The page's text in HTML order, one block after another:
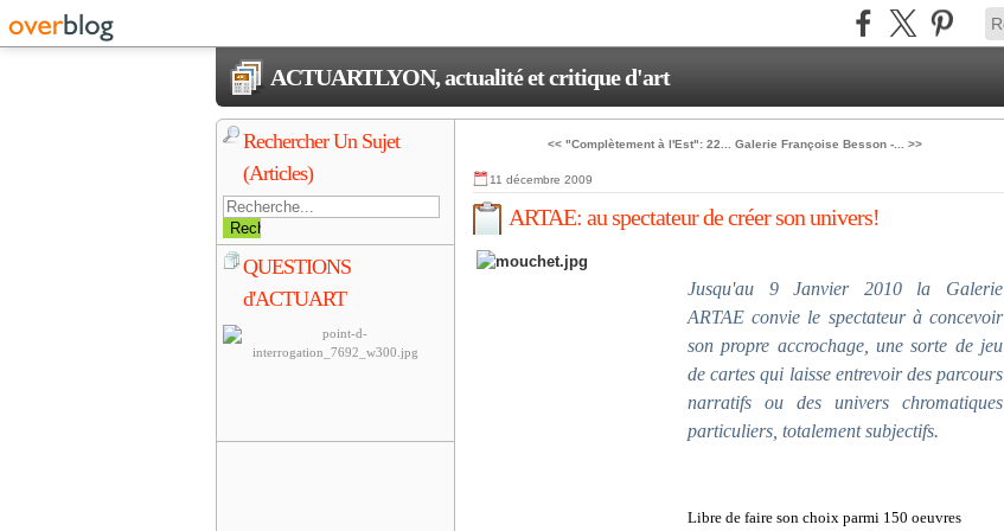
ACTUARTLYON, actualité et critique d'art
Rechercher Un Sujet
(Articles)
QUESTIONS
d'ACTUART
<< "Complètement à l'Est": 22... Galerie Françoise Besson -... >>
11 décembre 2009
ARTAE: au spectateur de créer son univers!
Jusqu'au 9 Janvier 2010 la Galerie
ARTAE convie le spectateur à concevoir
son propre accrochage, une sorte de jeu
de cartes qui laisse entrevoir des parcours
narratifs ou des univers chromatiques
particuliers, totalement subjectifs.
Libre de faire son choix parmi 150 oeuvres